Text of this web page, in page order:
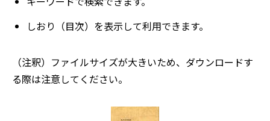
しおり（目次）を表示して利用できます。
（注釈）ファイルサイズが大きいため、ダウンロードす
る際は注意してください。